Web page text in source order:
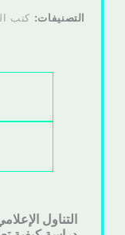
التصنيفات: كتب
التناول